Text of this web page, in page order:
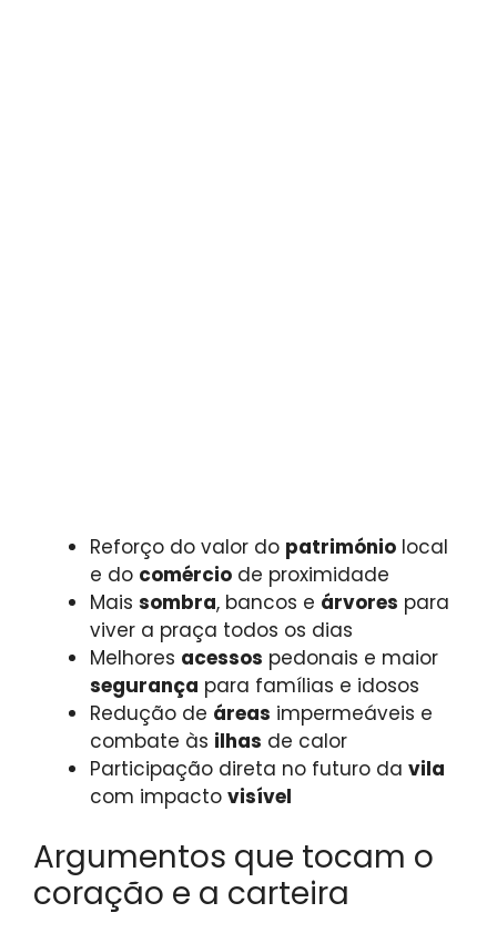
Reforço do valor do património local
e do comércio de proximidade
Mais sombra, bancos e árvores para
viver a praça todos os dias
Melhores acessos pedonais e maior
segurança para famílias e idosos
Redução de áreas impermeáveis e
combate às ilhas de calor
Participação direta no futuro da vila
com impacto visível
Argumentos que tocam o
coração e a carteira